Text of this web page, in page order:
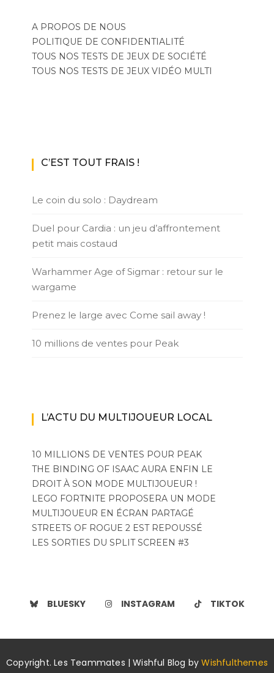
A PROPOS DE NOUS
POLITIQUE DE CONFIDENTIALITÉ
TOUS NOS TESTS DE JEUX DE SOCIÉTÉ
TOUS NOS TESTS DE JEUX VIDÉO MULTI
C’EST TOUT FRAIS !
Le coin du solo : Daydream
Duel pour Cardia : un jeu d’affrontement
petit mais costaud
Warhammer Age of Sigmar : retour sur le
wargame
Prenez le large avec Come sail away !
10 millions de ventes pour Peak
L’ACTU DU MULTIJOUEUR LOCAL
10 MILLIONS DE VENTES POUR PEAK
THE BINDING OF ISAAC AURA ENFIN LE
DROIT À SON MODE MULTIJOUEUR !
LEGO FORTNITE PROPOSERA UN MODE
MULTIJOUEUR EN ÉCRAN PARTAGÉ
STREETS OF ROGUE 2 EST REPOUSSÉ
LES SORTIES DU SPLIT SCREEN #3
BLUESKY INSTAGRAM TIKTOK
Copyright. Les Teammates | Wishful Blog byWishfulthemes